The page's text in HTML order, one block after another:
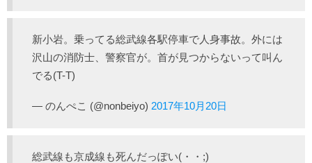
新小岩。乗ってる総武線各駅停車で人身事故。外には
沢山の消防士、警察官が。首が見つからないって叫ん
でる(T-T)
— のんぺこ (@nonbeiyo) 2017年10月20日
総武線も京成線も死んだっぽい(・・;)